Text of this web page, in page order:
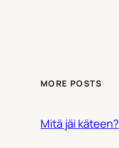
MORE POSTS
Mitä jäi käteen?